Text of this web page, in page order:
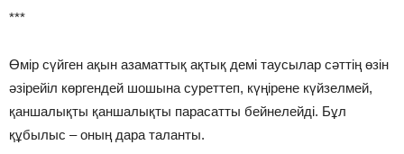
***
Өмір сүйген ақын азаматтық ақтық демі таусылар сәттің өзін
әзірейіл көргендей шошына суреттеп, күңірене күйзелмей,
қаншалықты қаншалықты парасатты бейнелейді. Бұл
құбылыс – оның дара таланты.